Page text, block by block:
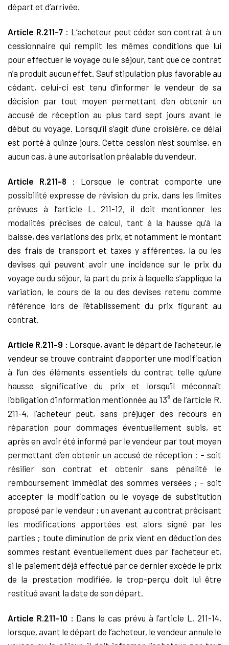
départ et d’arrivée.
Article R.211-7: L’acheteur peut céder son contrat à un
cessionnaire qui remplit les mêmes conditions que lui
pour effectuer le voyage ou le séjour, tant que ce contrat
n’a produit aucun effet. Sauf stipulation plus favorable au
cédant, celui-ci est tenu d’informer le vendeur de sa
décision par tout moyen permettant d’en obtenir un
accusé de réception au plus tard sept jours avant le
début du voyage. Lorsqu’il s’agit d’une croisière, ce délai
est porté à quinze jours. Cette cession n’est soumise, en
aucun cas, à une autorisation préalable du vendeur.
Article R.211-8 :
Lorsque le contrat comporte une
possibilité expresse de révision du prix, dans les limites
prévues à l’article L. 211-12, il doit mentionner les
modalités précises de calcul, tant à la hausse qu’à la
baisse, des variations des prix, et notamment le montant
des frais de transport et taxes y afférentes, la ou les
devises qui peuvent avoir une incidence sur le prix du
voyage ou du séjour, la part du prix à laquelle s’applique la
variation, le cours de la ou des devises retenu comme
référence lors de l’établissement du prix figurant au
contrat.
Article R.211-9 : Lorsque, avant le départ de l’acheteur, le
vendeur se trouve contraint d’apporter une modification
à l’un des éléments essentiels du contrat telle qu’une
hausse significative du prix et lorsqu’il méconnaît
l’obligation d’information mentionnée au 13° de l’article R.
211-4, l’acheteur peut, sans préjuger des recours en
réparation pour dommages éventuellement subis, et
après en avoir été informé par le vendeur par tout moyen
permettant d’en obtenir un accusé de réception : – soit
résilier son contrat et obtenir sans pénalité le
remboursement immédiat des sommes versées ; – soit
accepter la modification ou le voyage de substitution
proposé par le vendeur ; un avenant au contrat précisant
les modifications apportées est alors signé par les
parties ; toute diminution de prix vient en déduction des
sommes restant éventuellement dues par l’acheteur et,
si le paiement déjà effectué par ce dernier excède le prix
de la prestation modifiée, le trop-perçu doit lui être
restitué avant la date de son départ.
Article R.211-10 : Dans le cas prévu à l’article L. 211-14,
lorsque, avant le départ de l’acheteur, le vendeur annule le